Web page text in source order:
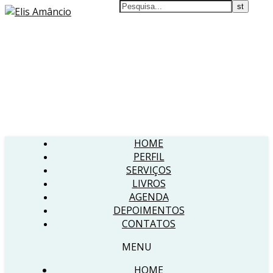
HOME
PERFIL
SERVIÇOS
LIVROS
AGENDA
DEPOIMENTOS
CONTATOS
MENU
HOME